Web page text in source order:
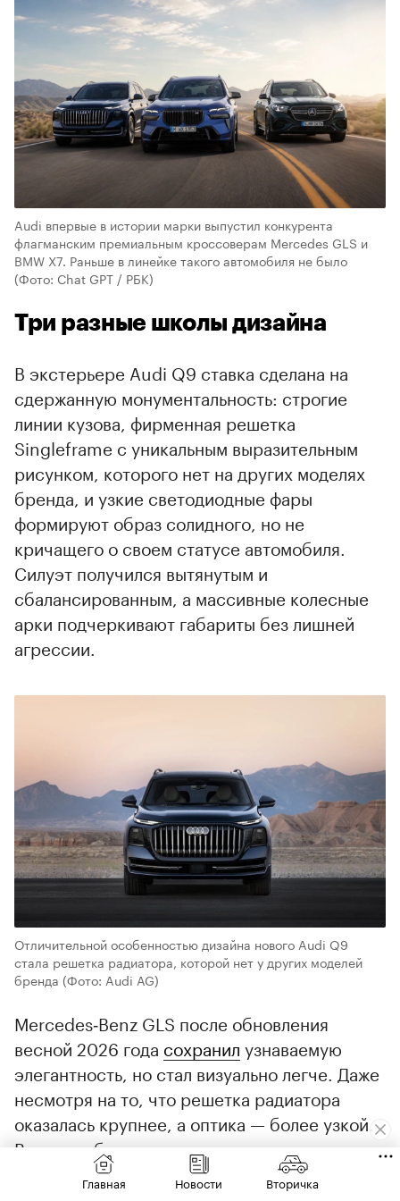
Audi впервые в истории марки выпустил конкурента
флагманским премиальным кроссоверам Mercedes GLS и
BMW X7. Раньше в линейке такого автомобиля не было
(Фото: Chat GPT / РБК)
00:00 00:00
Три разные школы дизайна
В экстерьере Audi Q9 ставка сделана на
сдержанную монументальность: строгие
линии кузова, фирменная решетка
Singleframe с уникальным выразительным
рисунком, которого нет на других моделях
бренда, и узкие светодиодные фары
формируют образ солидного, но не
кричащего о своем статусе автомобиля.
Силуэт получился вытянутым и
сбалансированным, а массивные колесные
арки подчеркивают габариты без лишней
агрессии.
Отличительной особенностью дизайна нового Audi Q9
стала решетка радиатора, которой нет у других моделей
бренда (Фото: Audi AG)
Mercedes‑Benz GLS после обновления
весной 2026 года сохранил узнаваемую
элегантность, но стал визуально легче. Даже
несмотря на то, что решетка радиатора
оказалась крупнее, а оптика — более узкой.
В целом образ получился технологичным и
сдержанным, оставшись в рамках
Главная Новости Вторичка